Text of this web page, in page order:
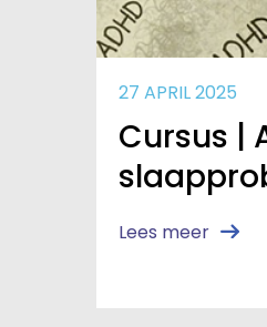
27 APRIL 2025
Cursus |
Lees meer